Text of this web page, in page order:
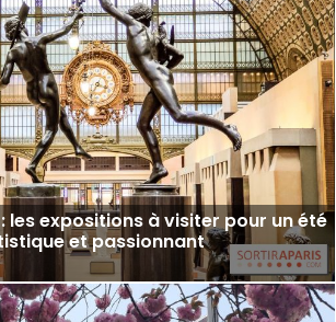
les expositions à visiter pour un été
et passionnant